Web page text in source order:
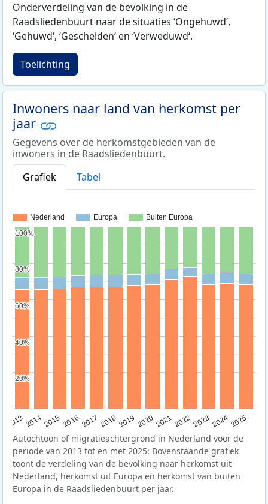
Onderverdeling van de bevolking in de
Raadsliedenbuurt naar de situaties ‘Ongehuwd‘,
‘Gehuwd‘, ‘Gescheiden‘ en ‘Verweduwd‘.
Toelichting
Inwoners naar land van herkomst per
jaar
Gegevens over de herkomstgebieden van de
inwoners in de Raadsliedenbuurt.
Grafiek
Tabel
Nederland Europa Buiten Europa
20132014201520162017 20182019 202020212022202320242025
20%
20%
40%
40%
60%
60%
80%
80%
100%
100%
Autochtoon of migratieachtergrond in Nederland voor de
periode van 2013 tot en met 2025: Bovenstaande grafiek
toont de verdeling van de bevolking naar herkomst uit
Nederland, herkomst uit Europa en herkomst van buiten
Europa in de Raadsliedenbuurt per jaar.